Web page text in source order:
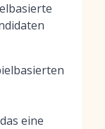
eine